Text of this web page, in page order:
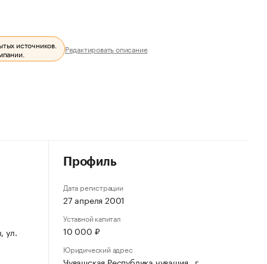
источников. Редактировать описание
ул.
Профиль
Дата регистрации
27 апреля 2001
Уставной капитал
10 000 ₽
Юридический адрес